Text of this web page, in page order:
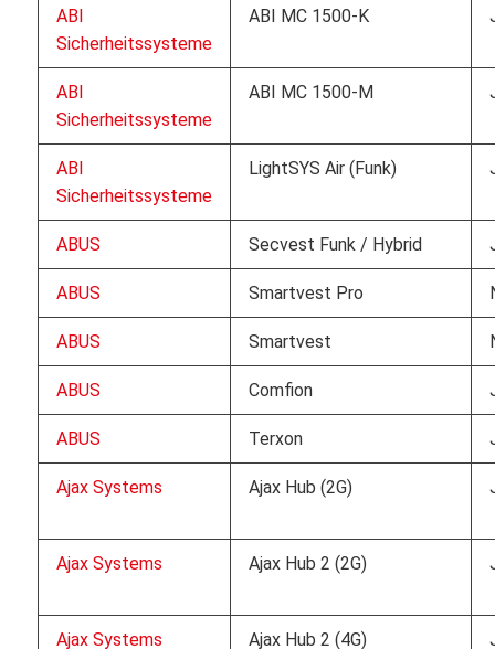
ABI
Sicherheitssysteme
ABI MC 1500-K
ABI
Sicherheitssysteme
ABI MC 1500-M
ABI
Sicherheitssysteme
LightSYS Air (Funk)
ABUS Secvest Funk / Hybrid
ABUS Smartvest Pro
ABUS Smartvest
ABUS Comfion
ABUS Terxon
Ajax Systems Ajax Hub (2G)
Ajax Systems Ajax Hub 2 (2G)
Ajax Systems Ajax Hub 2 (4G)